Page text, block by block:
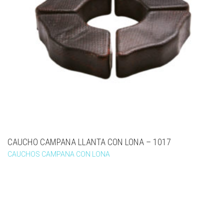
CAUCHO CAMPANA LLANTA CON LONA – 1017
CAUCHOS CAMPANA CON LONA